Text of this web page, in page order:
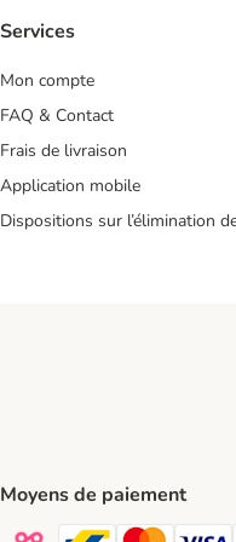
Services
Mon compte
FAQ & Contact
Frais de livraison
Application mobile
Dispositions sur l’élimination
Moyens de paiement